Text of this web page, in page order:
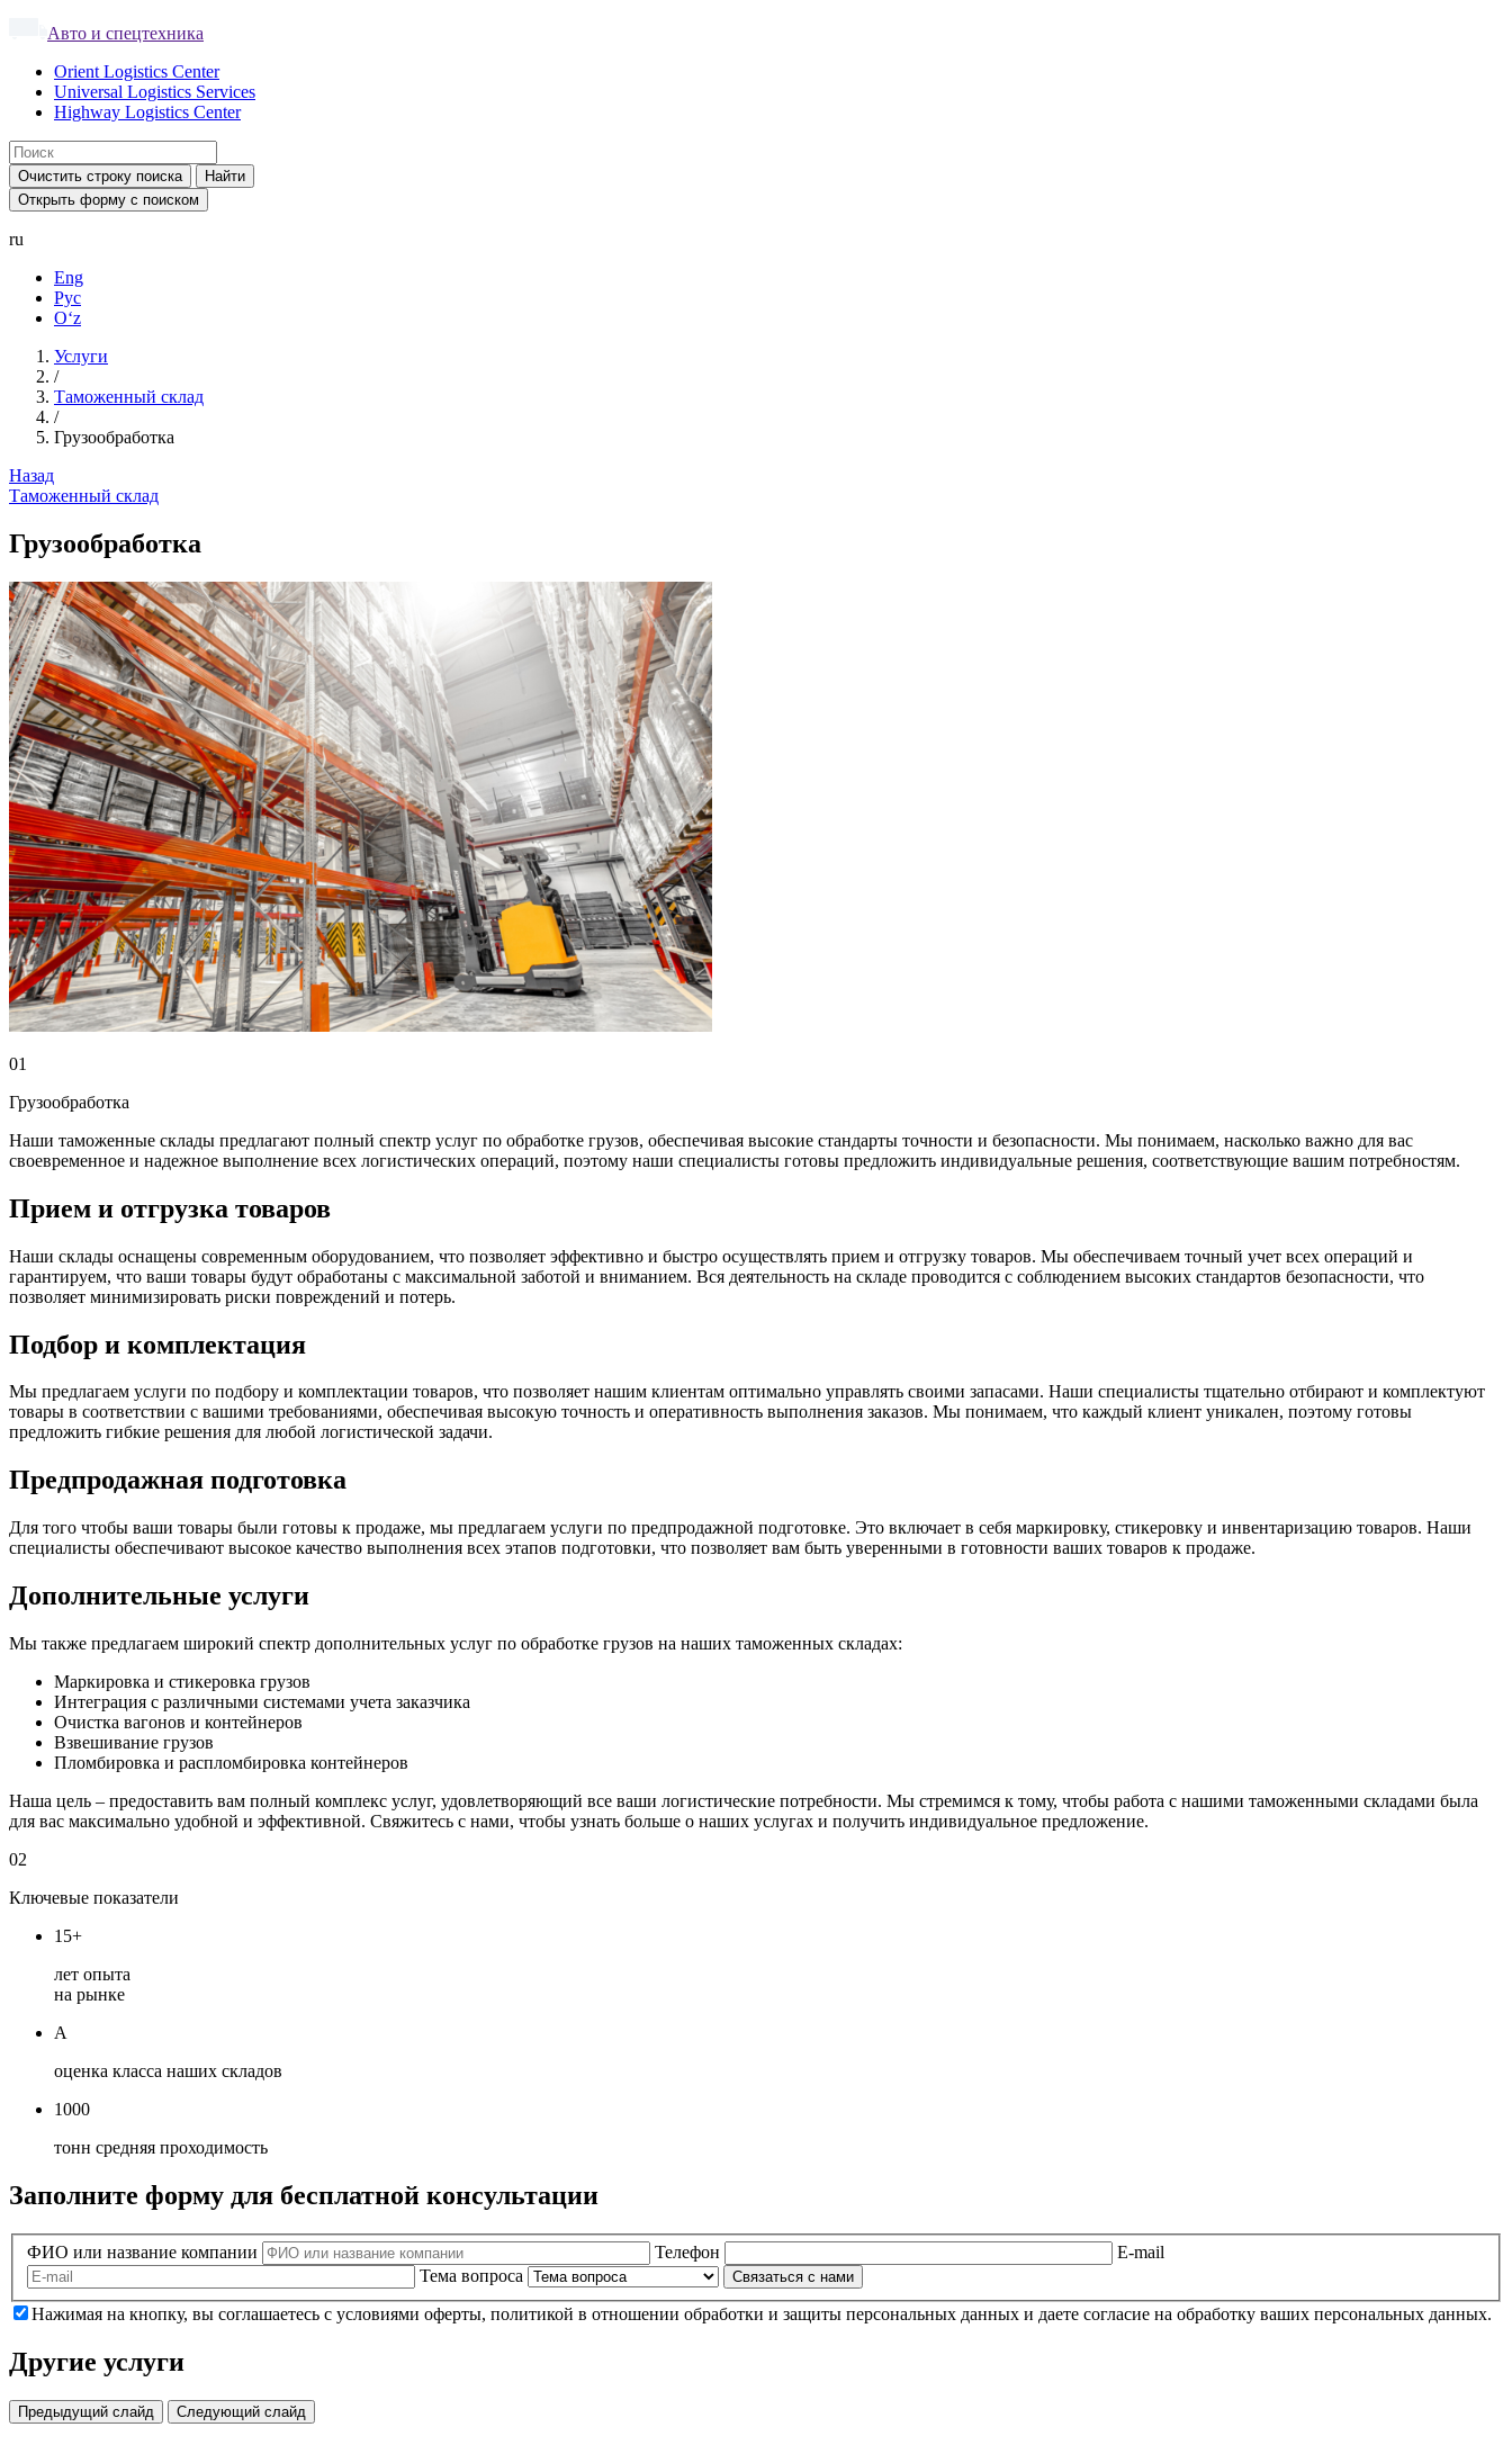
Авто и спецтехника
Orient Logistics Center
Universal Logistics Services
Highway Logistics Center
Очистить строку поиска
Найти
Открыть форму с поиском
ru
Eng
Рус
Oʻz
Услуги
/
Таможенный склад
/
Грузообработка
Назад
Таможенный склад
Грузообработка
01
Грузообработка
Наши таможенные склады предлагают полный спектр услуг по обработке грузов, обеспечивая высокие стандарты точности и безопасности. Мы понимаем, насколько важно для вас
своевременное и надежное выполнение всех логистических операций, поэтому наши специалисты готовы предложить индивидуальные решения, соответствующие вашим потребностям.
Прием и отгрузка товаров
Наши склады оснащены современным оборудованием, что позволяет эффективно и быстро осуществлять прием и отгрузку товаров. Мы обеспечиваем точный учет всех операций и
гарантируем, что ваши товары будут обработаны с максимальной заботой и вниманием. Вся деятельность на складе проводится с соблюдением высоких стандартов безопасности, что
позволяет минимизировать риски повреждений и потерь.
Подбор и комплектация
Мы предлагаем услуги по подбору и комплектации товаров, что позволяет нашим клиентам оптимально управлять своими запасами. Наши специалисты тщательно отбирают и комплектуют
товары в соответствии с вашими требованиями, обеспечивая высокую точность и оперативность выполнения заказов. Мы понимаем, что каждый клиент уникален, поэтому готовы
предложить гибкие решения для любой логистической задачи.
Предпродажная подготовка
Для того чтобы ваши товары были готовы к продаже, мы предлагаем услуги по предпродажной подготовке. Это включает в себя маркировку, стикеровку и инвентаризацию товаров. Наши
специалисты обеспечивают высокое качество выполнения всех этапов подготовки, что позволяет вам быть уверенными в готовности ваших товаров к продаже.
Дополнительные услуги
Мы также предлагаем широкий спектр дополнительных услуг по обработке грузов на наших таможенных складах:
Маркировка и стикеровка грузов
Интеграция с различными системами учета заказчика
Очистка вагонов и контейнеров
Взвешивание грузов
Пломбировка и распломбировка контейнеров
Наша цель – предоставить вам полный комплекс услуг, удовлетворяющий все ваши логистические потребности. Мы стремимся к тому, чтобы работа с нашими таможенными складами была
для вас максимально удобной и эффективной. Свяжитесь с нами, чтобы узнать больше о наших услугах и получить индивидуальное предложение.
02
Ключевые показатели
15+
лет опыта
на рынке
А
оценка класса наших складов
1000
тонн средняя проходимость
Заполните форму для бесплатной консультации
ФИО или название компании Телефон
E-mail
Тема вопроса
Связаться с нами
Нажимая на кнопку, вы соглашаетесь с условиями оферты, политикой в отношении обработки и защиты персональных данных и даете согласие на обработку ваших персональных данных.
Другие услуги
Предыдущий слайд Следующий слайд